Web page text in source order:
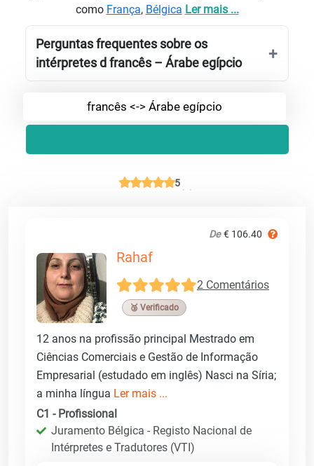
como França, Bélgica Ler mais ...
Perguntas frequentes sobre os
intérpretes d francês – Árabe egípcio
francês <-> Árabe egípcio
5
De € 106.40
Rahaf
2 Comentários
🥉 Verificado
12 anos na profissão principal Mestrado em
Ciências Comerciais e Gestão de Informação
Empresarial (estudado em inglês) Nasci na Síria;
a minha língua Ler mais ...
C1 - Profissional
Juramento Bélgica - Registo Nacional de
Intérpretes e Tradutores (VTI)